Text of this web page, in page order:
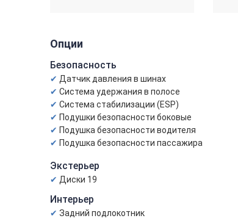
Опции
Безопасность
Датчик давления в шинах
Система удержания в полосе
Система стабилизации (ESP)
Подушки безопасности боковые
Подушка безопасности водителя
Подушка безопасности пассажира
Экстерьер
Диски 19
Интерьер
Задний подлокотник